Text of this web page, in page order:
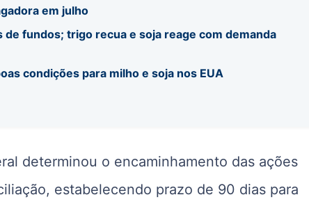
em julho
fundos; trigo recua e soja reage com demanda
condições para milho e soja nos EUA
determinou o encaminhamento das ações
estabelecendo prazo de 90 dias para